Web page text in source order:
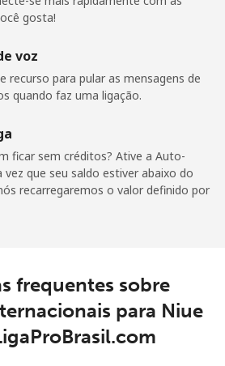
⁦R$4⁩
14 min por
⁦R$0.68⁩
gosta!
voz
recurso para pular as mensagens de
quando faz uma ligação.
ficar sem créditos? Ative a Auto-
vez que seu saldo estiver abaixo do
recarregaremos o valor definido por
frequentes sobre
para Niue